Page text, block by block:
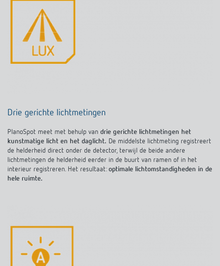
Drie gerichte lichtmetingen
PlanoSpot meet met behulp van drie gerichte lichtmetingen het
kunstmatige licht en het daglicht. De middelste lichtmeting registreert
de helderheid direct onder de detector, terwijl de beide andere
lichtmetingen de helderheid eerder in de buurt van ramen of in het
interieur registreren. Het resultaat: optimale lichtomstandigheden in de
hele ruimte.